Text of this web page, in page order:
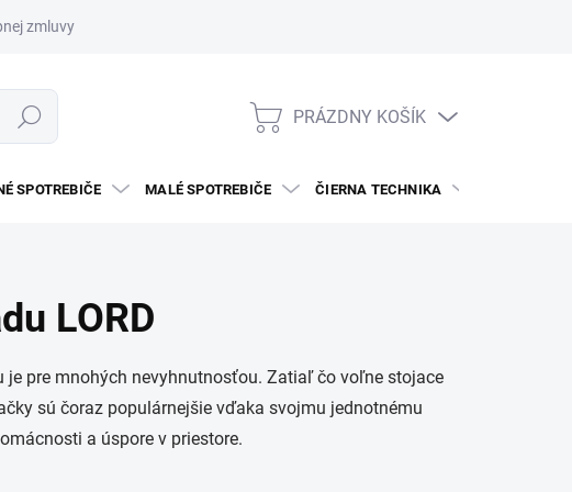
zmluvy
Hľadať
NÁKUPNÝ
PRÁZDNY KOŠÍK
SPOTREBIČE MALÉ SPOTREBIČE ČIERNA TECHNIKA
LORD
pre mnohých nevyhnutnosťou. Zatiaľ čo voľne stojace
sú čoraz populárnejšie vďaka svojmu jednotnému
a úspore v priestore.